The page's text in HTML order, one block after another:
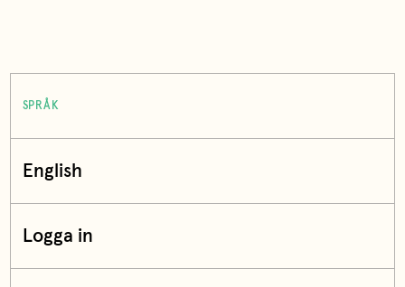
SPRÅK
English
Logga in